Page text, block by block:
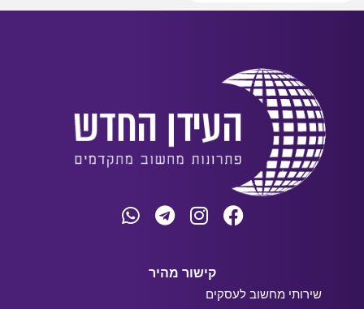
קישור מהיר
שירותי מחשוב לעסקים